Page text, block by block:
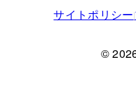
サイトポリシー
©